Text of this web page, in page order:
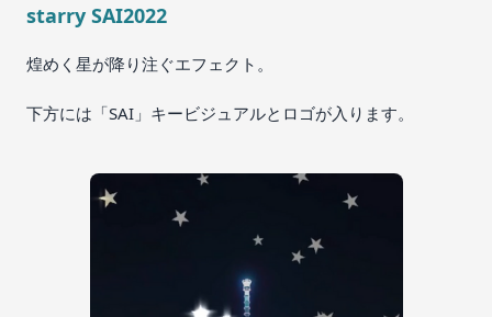
starry SAI2022
煌めく星が降り注ぐエフェクト。
下方には「SAI」キービジュアルとロゴが入ります。